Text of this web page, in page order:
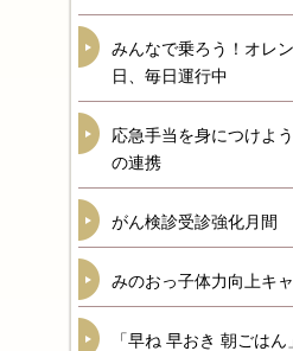
みんなで乗ろう！オレ
日、毎日運行中
応急手当を身につけよ
の連携
がん検診受診強化月間
みのおっ子体力向上キ
「早ね 早おき 朝ごは